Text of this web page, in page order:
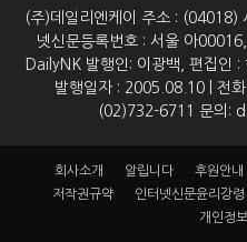
(주)데일리엔케이 주소 : (04018)
넷신문등록번호 : 서울 아
DailyNK 발행인: 이광백, 편집인
발행일자 : 2005.08.10 | 전
(02)732-6711 문의:
회사소개 알립니다 후원안내
저작권규약
인터넷신문윤리강령
개인정